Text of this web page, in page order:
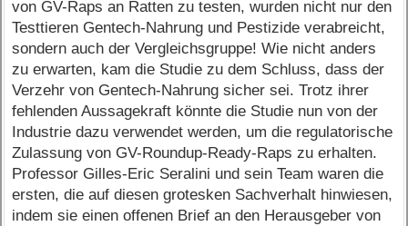
von GV-Raps an Ratten zu testen, wurden nicht nur den
Testtieren Gentech-Nahrung und Pestizide verabreicht,
sondern auch der Vergleichsgruppe! Wie nicht anders
zu erwarten, kam die Studie zu dem Schluss, dass der
Verzehr von Gentech-Nahrung sicher sei. Trotz ihrer
fehlenden Aussagekraft könnte die Studie nun von der
Industrie dazu verwendet werden, um die regulatorische
Zulassung von GV-Roundup-Ready-Raps zu erhalten.
Professor Gilles-Eric Seralini und sein Team waren die
ersten, die auf diesen grotesken Sachverhalt hinwiesen,
indem sie einen offenen Brief an den Herausgeber von